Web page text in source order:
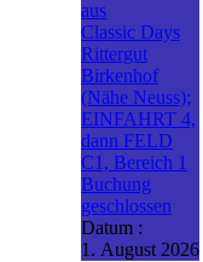
aus
Classic Days
Rittergut
Birkenhof
(Nähe Neuss);
EINFAHRT 4,
dann FELD
C1, Bereich 1
Buchung
geschlossen
Datum :
1. August 2026